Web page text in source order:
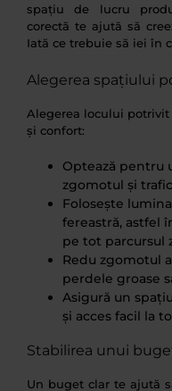
spațiu de lucru
corectă te ajută să
Iată ce trebuie să iei în
Alegerea spațiului
Alegerea locului
și confort:
Optează pentru
zgomotul și
Folosește
fereastră, astfel
pe tot parcursul
Redu zgomotul
perdele groase
Asigură un
și acces facil la
Stabilirea unui
Un buget clar te ajută